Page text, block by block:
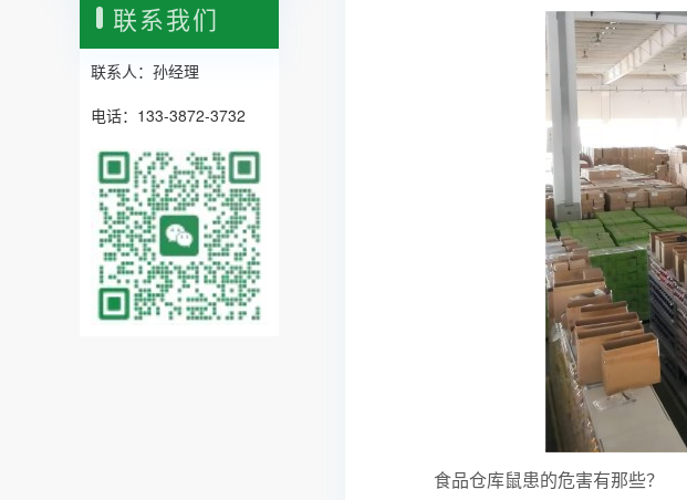
联系我们
联系人：孙经理
电话：133-3872-3732
食品仓库鼠患的危害有那些？